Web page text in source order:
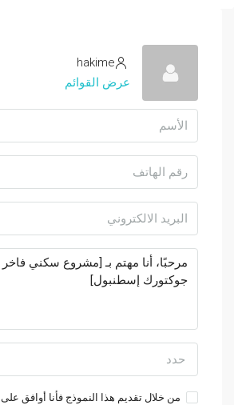
hakime
عرض القوائم
حدد
من خلال تقديم هذا النموذج فأنا أوافق على